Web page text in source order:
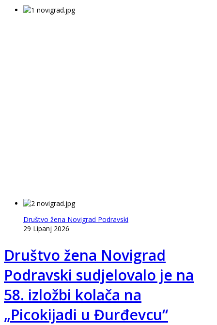
Društvo žena Novigrad Podravski
29 Lipanj 2026
Društvo žena Novigrad
Podravski sudjelovalo je na
58. izložbi kolača na
„Picokijadi u Đurđevcu“